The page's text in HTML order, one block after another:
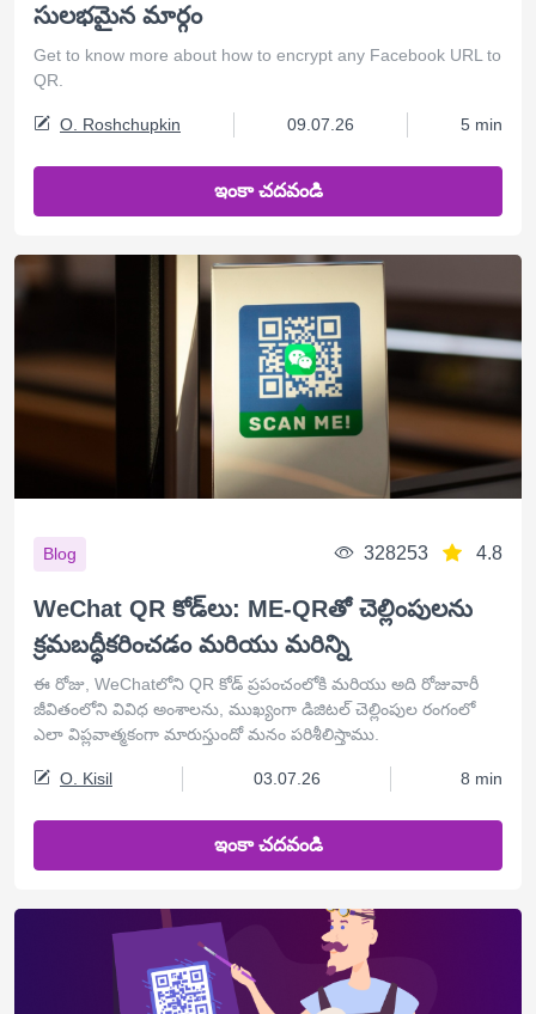
సులభమైన మార్గం
Get to know more about how to encrypt any Facebook URL to
QR.
O. Roshchupkin 09.07.26 5 min
ఇంకా చదవండి
Blog 328253 4.8
WeChat QR కోడ్‌లు: ME-QRతో చెల్లింపులను
క్రమబద్ధీకరించడం మరియు మరిన్ని
ఈ రోజు, WeChatలోని QR కోడ్ ప్రపంచంలోకి మరియు అది రోజువారీ
జీవితంలోని వివిధ అంశాలను, ముఖ్యంగా డిజిటల్ చెల్లింపుల రంగంలో
ఎలా విప్లవాత్మకంగా మారుస్తుందో మనం పరిశీలిస్తాము.
O. Kisil 03.07.26 8 min
ఇంకా చదవండి